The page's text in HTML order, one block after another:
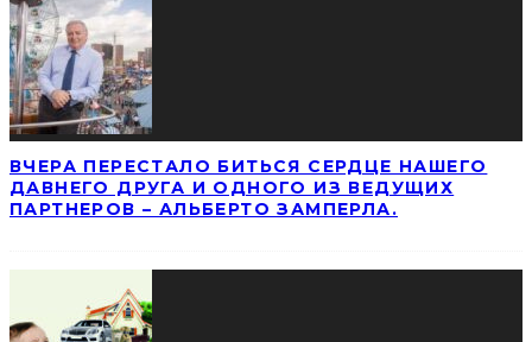
ВЧЕРА ПЕРЕСТАЛО БИТЬСЯ СЕРДЦЕ НАШЕГО
ДАВНЕГО ДРУГА И ОДНОГО ИЗ ВЕДУЩИХ
ПАРТНЕРОВ – АЛЬБЕРТО ЗАМПЕРЛА.